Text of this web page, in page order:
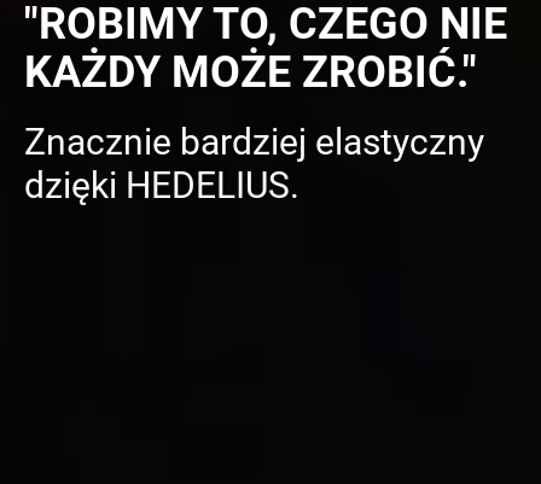
"ROBIMY TO, CZEGO NIE
KAŻDY MOŻE ZROBIĆ."
Znacznie bardziej elastyczny
dzięki HEDELIUS.